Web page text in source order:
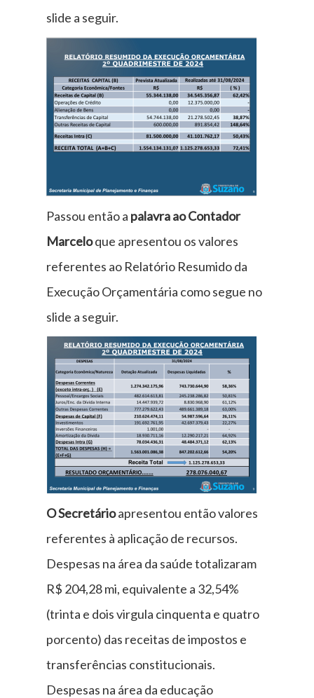
slide a seguir.
Passou então a palavra ao Contador
Marceloque apresentou os valores
referentes ao Relatório Resumido da
Execução Orçamentária como segue no
slide a seguir.
O Secretárioapresentou então valores
referentes à aplicação de recursos.
Despesas na área da saúde totalizaram
R$ 204,28 mi, equivalente a 32,54%
(trinta e dois virgula cinquenta e quatro
porcento) das receitas de impostos e
transferências constitucionais.
Despesas na área da educação